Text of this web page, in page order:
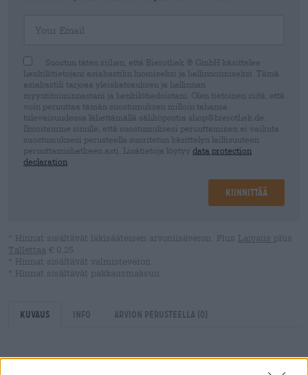
Suostun täten siihen, että Bierothek ® GmbH käsittelee
henkilötietojani asiakastilin luomiseksi ja hallinnoimiseksi. Tämä
asiakastili tarjoaa yleiskatsauksen ja hallinnan
myyntitoiminnastani ja henkilötiedoistani. Olen tietoinen siitä, että
voin peruuttaa tämän suostumuksen milloin tahansa
tulevaisuudessa lähettämällä sähköpostia shop@bierothek.de.
Ilmoitamme sinulle, että suostumuksesi peruuttaminen ei vaikuta
suostumuksesi perusteella suoritetun käsittelyn laillisuuteen
peruuttamishetkeen asti. Lisätietoja löytyy data protection
declaration
Kiinnittää
* Hinnat sisältävät lakisääteisen arvonlisäveron. Plus Laivaus plus
Tallettaa € 0,25
* Hinnat sisältävät valmisteveron
* Hinnat sisältävät pakkausmaksun
Kuvaus Info Arvion perusteella (0)